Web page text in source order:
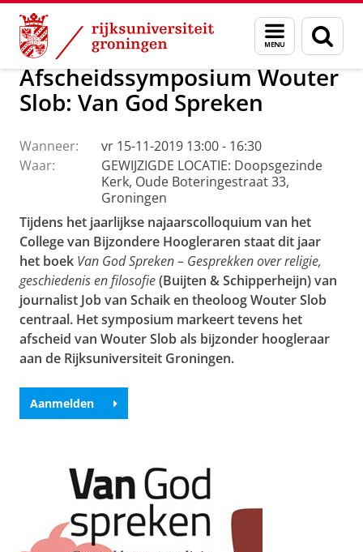
Skip
Content
Skip
Navigation
Menu
en
zoeken
Faculteit Religie, Cultuur en Maatschappij Agenda
Afscheidssymposium Wouter
Slob: Van God Spreken
Wanneer:
vr 15-11-2019 13:00 - 16:30
Waar:
GEWIJZIGDE LOCATIE: Doopsgezinde
Kerk, Oude Boteringestraat 33,
Groningen
Tijdens het jaarlijkse najaarscolloquium van het
College van Bijzondere Hoogleraren staat dit jaar
het boek Van God Spreken – Gesprekken over religie,
geschiedenis en filosofie(Buijten & Schipperheijn) van
journalist Job van Schaik en theoloog Wouter Slob
centraal. Het symposium markeert tevens het
afscheid van Wouter Slob als bijzonder hoogleraar
aan de Rijksuniversiteit Groningen.
Aanmelden